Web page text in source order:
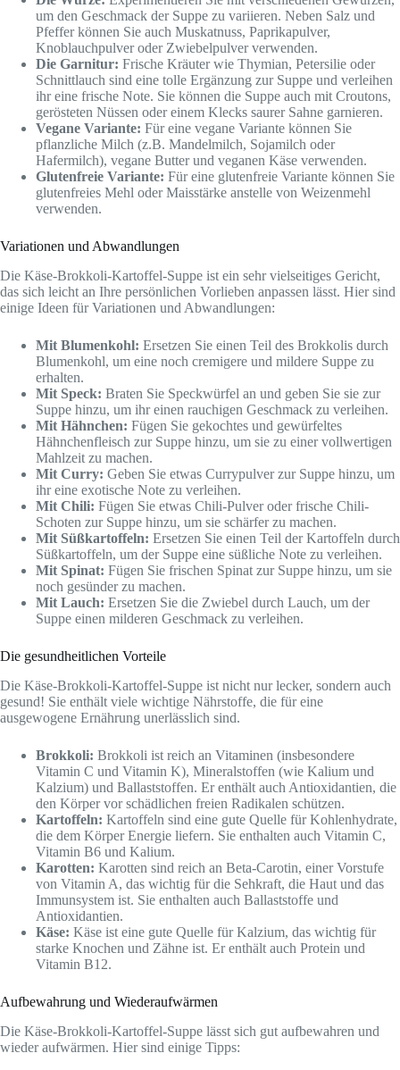
um den Geschmack der Suppe zu variieren. Neben Salz und
Pfeffer können Sie auch Muskatnuss, Paprikapulver,
Knoblauchpulver oder Zwiebelpulver verwenden.
Die Garnitur: Frische Kräuter wie Thymian, Petersilie oder
Schnittlauch sind eine tolle Ergänzung zur Suppe und verleihen
ihr eine frische Note. Sie können die Suppe auch mit Croutons,
gerösteten Nüssen oder einem Klecks saurer Sahne garnieren.
Vegane Variante: Für eine vegane Variante können Sie
pflanzliche Milch (z.B. Mandelmilch, Sojamilch oder
Hafermilch), vegane Butter und veganen Käse verwenden.
Glutenfreie Variante: Für eine glutenfreie Variante können Sie
glutenfreies Mehl oder Maisstärke anstelle von Weizenmehl
verwenden.
Variationen und Abwandlungen
Die Käse-Brokkoli-Kartoffel-Suppe ist ein sehr vielseitiges Gericht,
das sich leicht an Ihre persönlichen Vorlieben anpassen lässt. Hier sind
einige Ideen für Variationen und Abwandlungen:
Mit Blumenkohl: Ersetzen Sie einen Teil des Brokkolis durch
Blumenkohl, um eine noch cremigere und mildere Suppe zu
erhalten.
Mit Speck: Braten Sie Speckwürfel an und geben Sie sie zur
Suppe hinzu, um ihr einen rauchigen Geschmack zu verleihen.
Mit Hähnchen: Fügen Sie gekochtes und gewürfeltes
Hähnchenfleisch zur Suppe hinzu, um sie zu einer vollwertigen
Mahlzeit zu machen.
Mit Curry: Geben Sie etwas Currypulver zur Suppe hinzu, um
ihr eine exotische Note zu verleihen.
Mit Chili: Fügen Sie etwas Chili-Pulver oder frische Chili-
Schoten zur Suppe hinzu, um sie schärfer zu machen.
Mit Süßkartoffeln: Ersetzen Sie einen Teil der Kartoffeln durch
Süßkartoffeln, um der Suppe eine süßliche Note zu verleihen.
Mit Spinat: Fügen Sie frischen Spinat zur Suppe hinzu, um sie
noch gesünder zu machen.
Mit Lauch: Ersetzen Sie die Zwiebel durch Lauch, um der
Suppe einen milderen Geschmack zu verleihen.
Die gesundheitlichen Vorteile
Die Käse-Brokkoli-Kartoffel-Suppe ist nicht nur lecker, sondern auch
gesund! Sie enthält viele wichtige Nährstoffe, die für eine
ausgewogene Ernährung unerlässlich sind.
Brokkoli: Brokkoli ist reich an Vitaminen (insbesondere
Vitamin C und Vitamin K), Mineralstoffen (wie Kalium und
Kalzium) und Ballaststoffen. Er enthält auch Antioxidantien, die
den Körper vor schädlichen freien Radikalen schützen.
Kartoffeln: Kartoffeln sind eine gute Quelle für Kohlenhydrate,
die dem Körper Energie liefern. Sie enthalten auch Vitamin C,
Vitamin B6 und Kalium.
Karotten: Karotten sind reich an Beta-Carotin, einer Vorstufe
von Vitamin A, das wichtig für die Sehkraft, die Haut und das
Immunsystem ist. Sie enthalten auch Ballaststoffe und
Antioxidantien.
Käse: Käse ist eine gute Quelle für Kalzium, das wichtig für
starke Knochen und Zähne ist. Er enthält auch Protein und
Vitamin B12.
Aufbewahrung und Wiederaufwärmen
Die Käse-Brokkoli-Kartoffel-Suppe lässt sich gut aufbewahren und
wieder aufwärmen. Hier sind einige Tipps: